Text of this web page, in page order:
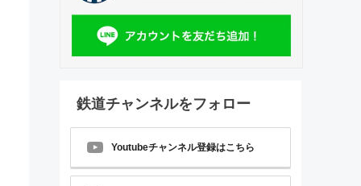
鉄道チャンネルをフォロー
Youtubeチャンネル登録はこちら